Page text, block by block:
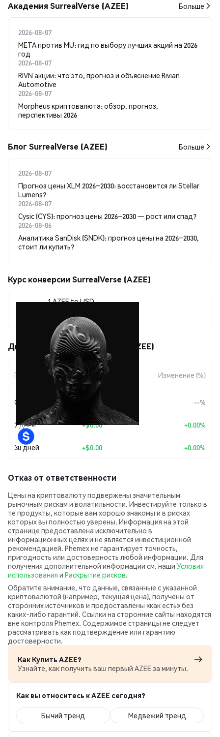
Академия SurrealVerse (AZEE) Больше
2026-08-07
META против MU: гид по выбору лучших акций на 2026
год
2026-08-07
RIVN акции: что это, прогноз и объяснение Rivian
Automotive
2026-08-07
Morpheus криптовалюта: обзор, прогноз,
перспективы 2026
Блог SurrealVerse (AZEE) Больше
2026-08-07
Прогноз цены XLM 2026–2030: восстановится ли Stellar
Lumens?
2026-08-07
Cysic (CYS): прогноз цены 2026–2030 — рост или спад?
2026-08-06
Аналитика SanDisk (SNDK): прогноз цены на 2026–2030,
стоит ли купить?
Курс конверсии SurrealVerse (AZEE)
1 AZEE to USD
$0.00011559
Движения цены SurrealVerse (AZEE)
Период
Изменение
суммы
Изменение (%)
Сегодня --%
7 дней +$0.00 +0.00%
30 дней +$0.00 +0.00%
Отказ от ответственности
Цены на криптовалюту подвержены значительным
рыночным рискам и волатильности. Инвестируйте только в
те продукты, которые вам хорошо знакомы и в рисках
которых вы полностью уверены. Информация на этой
странице предоставлена исключительно в
информационных целях и не является инвестиционной
рекомендацией. Phemex не гарантирует точность,
пригодность или достоверность любой информации. Для
получения дополнительной информации см. наши Условия
использования и Раскрытие рисков.
Обратите внимание, что данные, связанные с указанной
криптовалютой (например, текущая цена), получены от
сторонних источников и предоставлены «как есть» без
каких‑либо гарантий. Ссылки на сторонние сайты находятся
вне контроля Phemex. Содержимое страницы не следует
рассматривать как подтверждение или гарантию
достоверности.
Как Купить AZEE?
Узнайте, как получить ваш первый AZEE за минуты.
Как вы относитесь к AZEE сегодня?
Бычий тренд Медвежий тренд